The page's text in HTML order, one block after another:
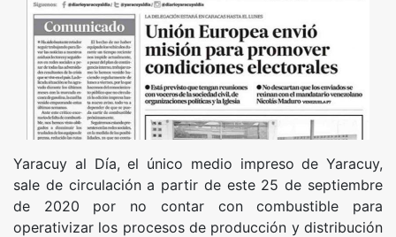
Yaracuy al Día, el único medio impreso de Yaracuy,
sale de circulación a partir de este 25 de septiembre
de 2020 por no contar con combustible para
operativizar los procesos de producción y distribución